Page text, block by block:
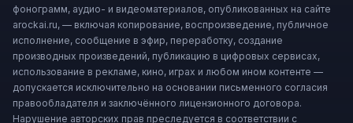
фонограмм, аудио- и видеоматериалов, опубликованных на сайте
arockai.ru, — включая копирование, воспроизведение, публичное
исполнение, сообщение в эфир, переработку, создание
производных произведений, публикацию в цифровых сервисах,
использование в рекламе, кино, играх и любом ином контенте —
допускается исключительно на основании письменного согласия
правообладателя и заключённого лицензионного договора.
Нарушение авторских прав преследуется в соответствии с